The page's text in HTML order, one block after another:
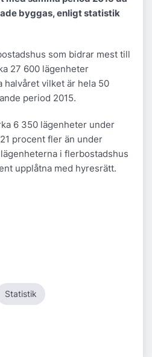
byggas, enligt statistik
som bidrar mest till
27 600 lägenheter
halvåret vilket är hela 50
period 2015.
6 350 lägenheter under
procent fler än under
i flerbostadshus
upplåtna med hyresrätt.
Statistik